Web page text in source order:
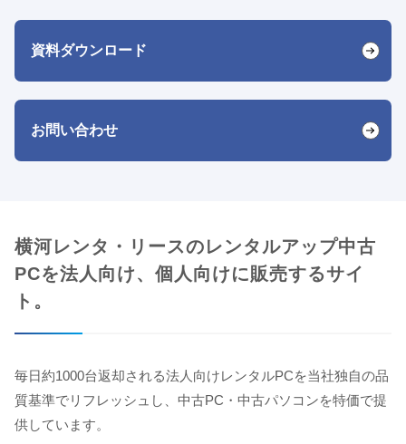
資料ダウンロード
お問い合わせ
横河レンタ・リースのレンタルアップ中古
PCを法人向け、個人向けに販売するサイ
ト。
毎日約1000台返却される法人向けレンタルPCを当社独自の品
質基準でリフレッシュし、中古PC・中古パソコンを特価で提
供しています。